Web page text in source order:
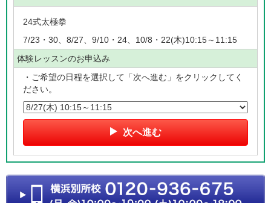
24式太極拳
7/23・30、8/27、9/10・24、10/8・22(木)10:15～11:15
体験レッスンのお申込み
・ご希望の日程を選択して「次へ進む」をクリックしてく
ださい。
次へ進む